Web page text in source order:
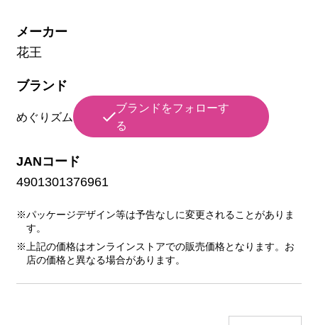
メーカー
花王
ブランド
めぐりズム
ブランドをフォローす
る
JANコード
4901301376961
※パッケージデザイン等は予告なしに変更されることがありま
す。
※上記の価格はオンラインストアでの販売価格となります。お
店の価格と異なる場合があります。